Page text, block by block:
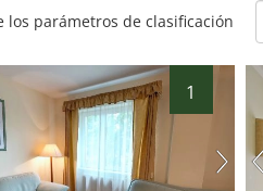
los parámetros de clasificación
1